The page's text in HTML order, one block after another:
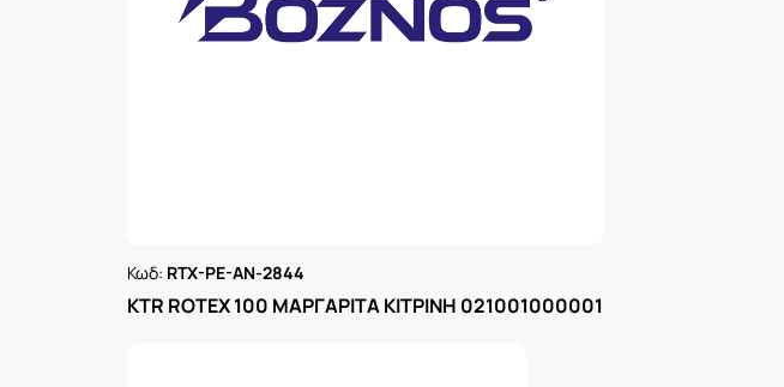
Κωδ: RTX-PE-AN-2844
KTR ROTEX 100 ΜΑΡΓΑΡΙΤΑ ΚΙΤΡΙΝΗ 021001000001